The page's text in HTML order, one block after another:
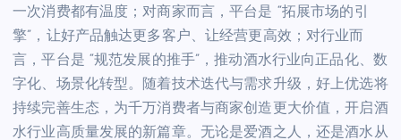
一次消费都有温度；对商家而言，平台是 “拓展市场的引
擎”，让好产品触达更多客户、让经营更高效；对行业而
言，平台是 “规范发展的推手”，推动酒水行业向正品化、数
字化、场景化转型。随着技术迭代与需求升级，好上优选将
持续完善生态，为千万消费者与商家创造更大价值，开启酒
水行业高质量发展的新篇章。无论是爱酒之人，还是酒水从